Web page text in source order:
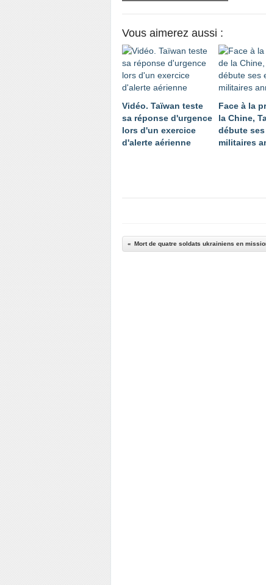
Vous aimerez aussi :
Vidéo. Taïwan teste
sa réponse d'urgence
lors d'un exercice
d'alerte aérienne
Face à la
la Chine,
débute
militaires